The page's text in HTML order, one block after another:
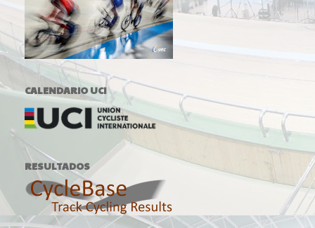
CALENDARIO UCI
RESULTADOS